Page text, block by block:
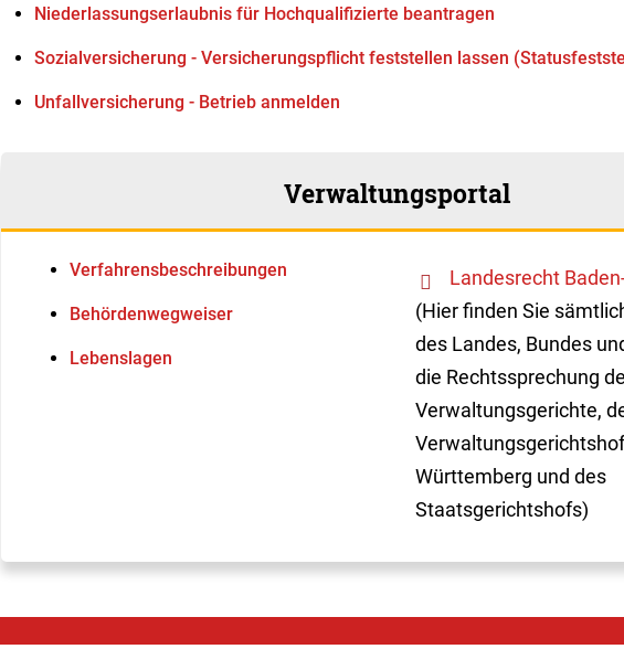
Niederlassungserlaubnis für Hochqualifizierte beantragen
Sozialversicherung - Versicherungspflicht feststellen lassen
Unfallversicherung - Betrieb anmelden
Verwaltungsportal
Verfahrens­beschreibungen
Behördenwegweiser
Lebenslagen
Landesrecht
(Hier finden Sie
des Landes, Bundes
die Rechtssprechung
Verwaltungsgerichte,
Württemberg und des
Staatsgerichtshofs)